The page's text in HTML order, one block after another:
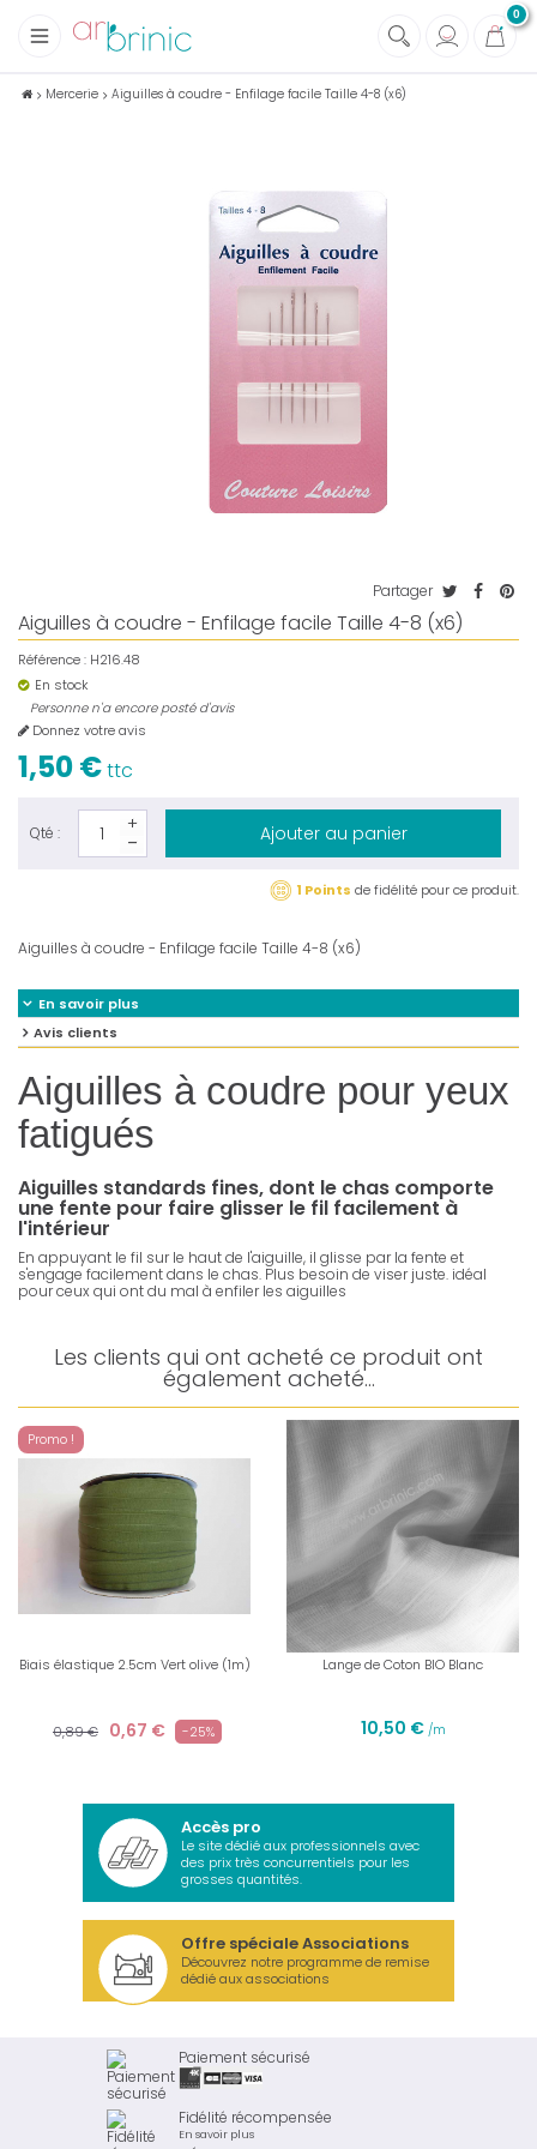
0
Tissus
Mercerie Aiguilles à coudre - Enfilage facile Taille 4-8 (x6)
Partager
Aiguilles à coudre - Enfilage facile Taille 4-8 (x6)
Référence : H216.48
En stock
Personne n'a encore posté d'avis
Donnez votre avis
1,50 €ttc
Qté : Ajouter au panier
1 Points de fidélité pour ce produit.
Aiguilles à coudre - Enfilage facile Taille 4-8 (x6)
En savoir plus
Avis clients
Aiguilles à coudre pour yeux
fatigués
Aiguilles standards fines, dont le chas comporte
une fente pour faire glisser le fil facilement à
l'intérieur
En appuyant le fil sur le haut de l'aiguille, il glisse par la fente et
s'engage facilement dans le chas. Plus besoin de viser juste. idéal
pour ceux qui ont du mal à enfiler les aiguilles
Les clients qui ont acheté ce produit ont
également acheté...
Promo !
Biais élastique 2.5cm Vert olive (1m)
0,89 € 0,67 € -25%
Lange de Coton BIO Blanc
10,50 € /m
Accès pro
Le site dédié aux professionnels avec
des prix très concurrentiels pour les
grosses quantités.
Offre spéciale Associations
Découvrez notre programme de remise
dédié aux associations
Paiement sécurisé
Fidélité récompensée
En savoir plus